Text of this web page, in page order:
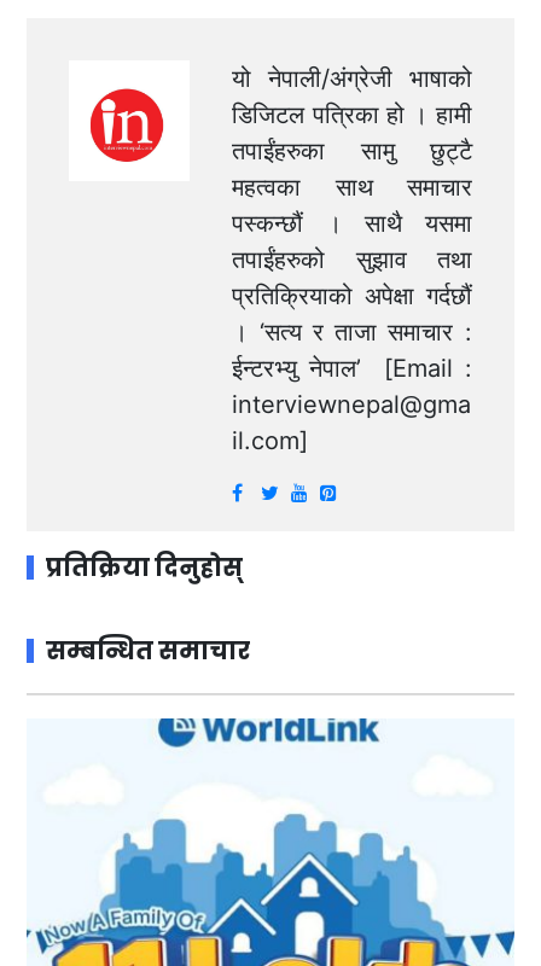
यो नेपाली/अंग्रेजी भाषाको
डिजिटल पत्रिका हो । हामी
तपाईंहरुका सामु छुट्टै
महत्वका साथ समाचार
पस्कन्छौं । साथै यसमा
तपाईंहरुको सुझाव तथा
प्रतिक्रियाको अपेक्षा गर्दछौं
। ‘सत्य र ताजा समाचार :
ईन्टरभ्यु नेपाल’ [Email :
interviewnepal@gma
il.com]
प्रतिक्रिया दिनुहोस्
सम्बन्धित समाचार